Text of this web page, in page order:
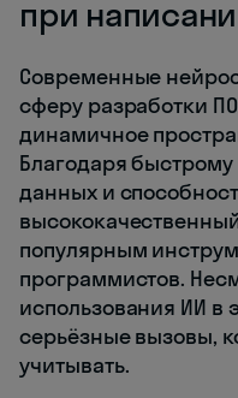
при
Современные
сферу разработки
динамичное
Благодаря
данных и
популярным
программистов.
использования ИИ в
серьёзные вызовы,
учитывать.